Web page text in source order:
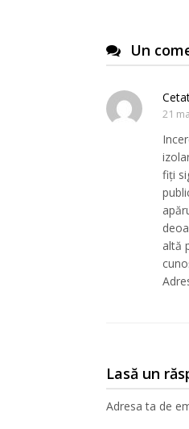
Un
21
fiți
altă
Lasă un
Adresa ta de